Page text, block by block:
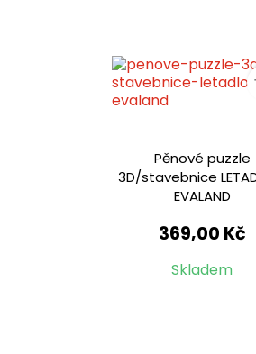
Pěnové puzzle
3D/stavebnice
EVALAND
369,00 Kč
Skladem